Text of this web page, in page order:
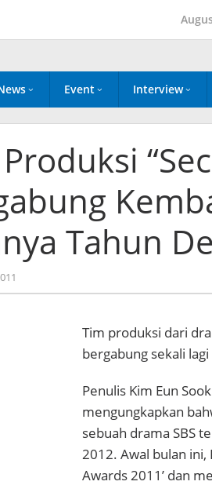
Event Interview
Tahun
Koreanindo
Tim produksi dari
bergabung sekali
Penulis Kim Eun
mengungkapkan
sebuah drama SBS
2012. Awal bulan ini,
Awards 2011’ dan